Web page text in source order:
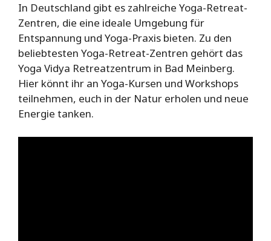
In Deutschland gibt es zahlreiche Yoga-Retreat-
Zentren, die eine ideale Umgebung für
Entspannung und Yoga-Praxis bieten. Zu den
beliebtesten Yoga-Retreat-Zentren gehört das
Yoga Vidya Retreatzentrum in Bad Meinberg.
Hier könnt ihr an Yoga-Kursen und Workshops
teilnehmen, euch in der Natur erholen und neue
Energie tanken.